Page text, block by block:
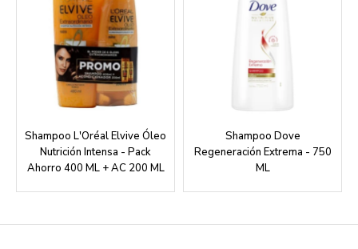
Shampoo L'Oréal Elvive Óleo
Nutrición Intensa - Pack
Ahorro 400 ML + AC 200 ML
Shampoo Dove
Regeneración Extrema - 750
ML